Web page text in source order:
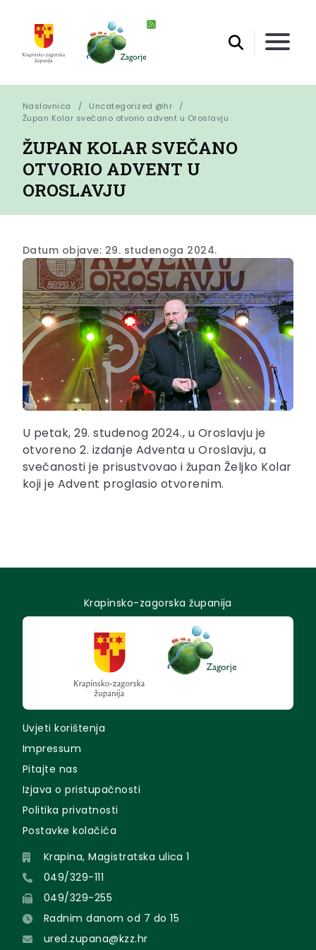
Naslovnica
Uncategorized @hr
Župan Kolar svečano otvorio advent u Oroslavju
ŽUPAN KOLAR SVEČANO
OTVORIO ADVENT U
OROSLAVJU
Datum objave: 29. studenoga 2024.
U petak, 29. studenog 2024., u Oroslavju je
otvoreno 2. izdanje Adventa u Oroslavju, a
svečanosti je prisustvovao i župan Željko Kolar
koji je Advent proglasio otvorenim.
Krapinsko-zagorska županija
Uvjeti korištenja
Impressum
Pitajte nas
Izjava o pristupačnosti
Politika privatnosti
Postavke kolačića
Krapina, Magistratska ulica 1
049/329-111
049/329-255
Radnim danom od 7 do 15
ured.zupana@kzz.hr